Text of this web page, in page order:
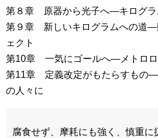
第８章 原器から光子へ―キログラ
第９章 新しいキログラムへの道―
ェクト
第10章 一気にゴールへ―メトロロ
第11章 定義改定がもたらすもの―
の人々に
腐食せず、摩耗にも強く、慎重に